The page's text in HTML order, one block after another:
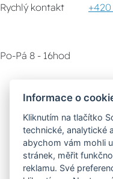
Rychlý kontakt +420
Po-Pá 8 - 16hod
Poradna
Možnosti dopravy
Informace o
Kliknutím na tlačítko
technické, analytické
abychom vám mohli
stránek, měřit
reklamu. Své